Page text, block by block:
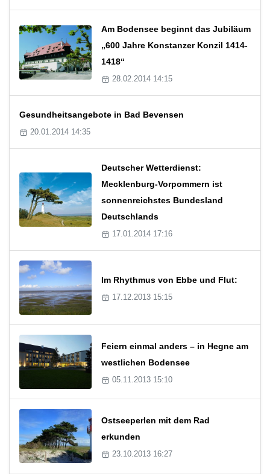
Am Bodensee beginnt das Jubiläum
„600 Jahre Konstanzer Konzil 1414-
1418“
28.02.2014 14:15
Gesundheitsangebote in Bad Bevensen
20.01.2014 14:35
Deutscher Wetterdienst:
Mecklenburg-Vorpommern ist
sonnenreichstes Bundesland
Deutschlands
17.01.2014 17:16
Im Rhythmus von Ebbe und Flut:
17.12.2013 15:15
Feiern einmal anders – in Hegne am
westlichen Bodensee
05.11.2013 15:10
Ostseeperlen mit dem Rad
erkunden
23.10.2013 16:27